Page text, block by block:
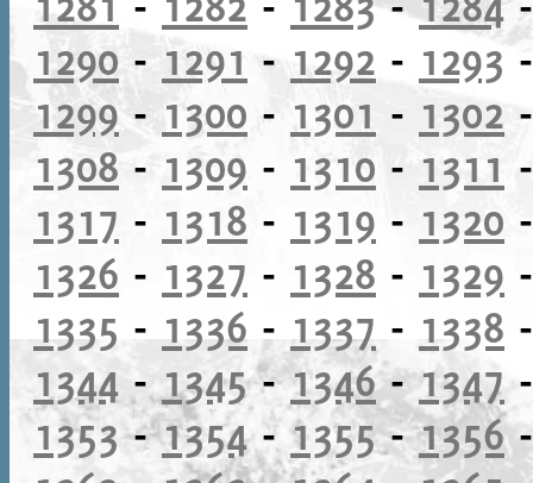
1290 -1291 - 1292 - 1293
1299- 1300 - 1301 - 1302
1308 - 1309 - 1310 - 1311
1317 - 1318 - 1319 - 1320
1326 - 1327 - 1328 - 1329
1335 - 1336 - 1337 - 1338
1344 - 1345-1346-1347
1353-1354- 1355-1356